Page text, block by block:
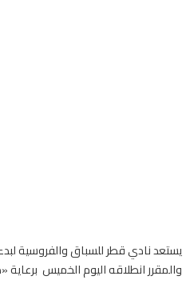
والمقرر انطلاقه اليوم الخميس